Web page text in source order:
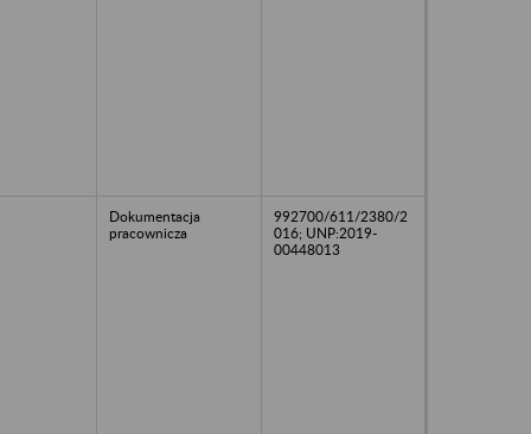
Dokumentacja
pracownicza
992700/611/2380/2
016; UNP:2019-
00448013